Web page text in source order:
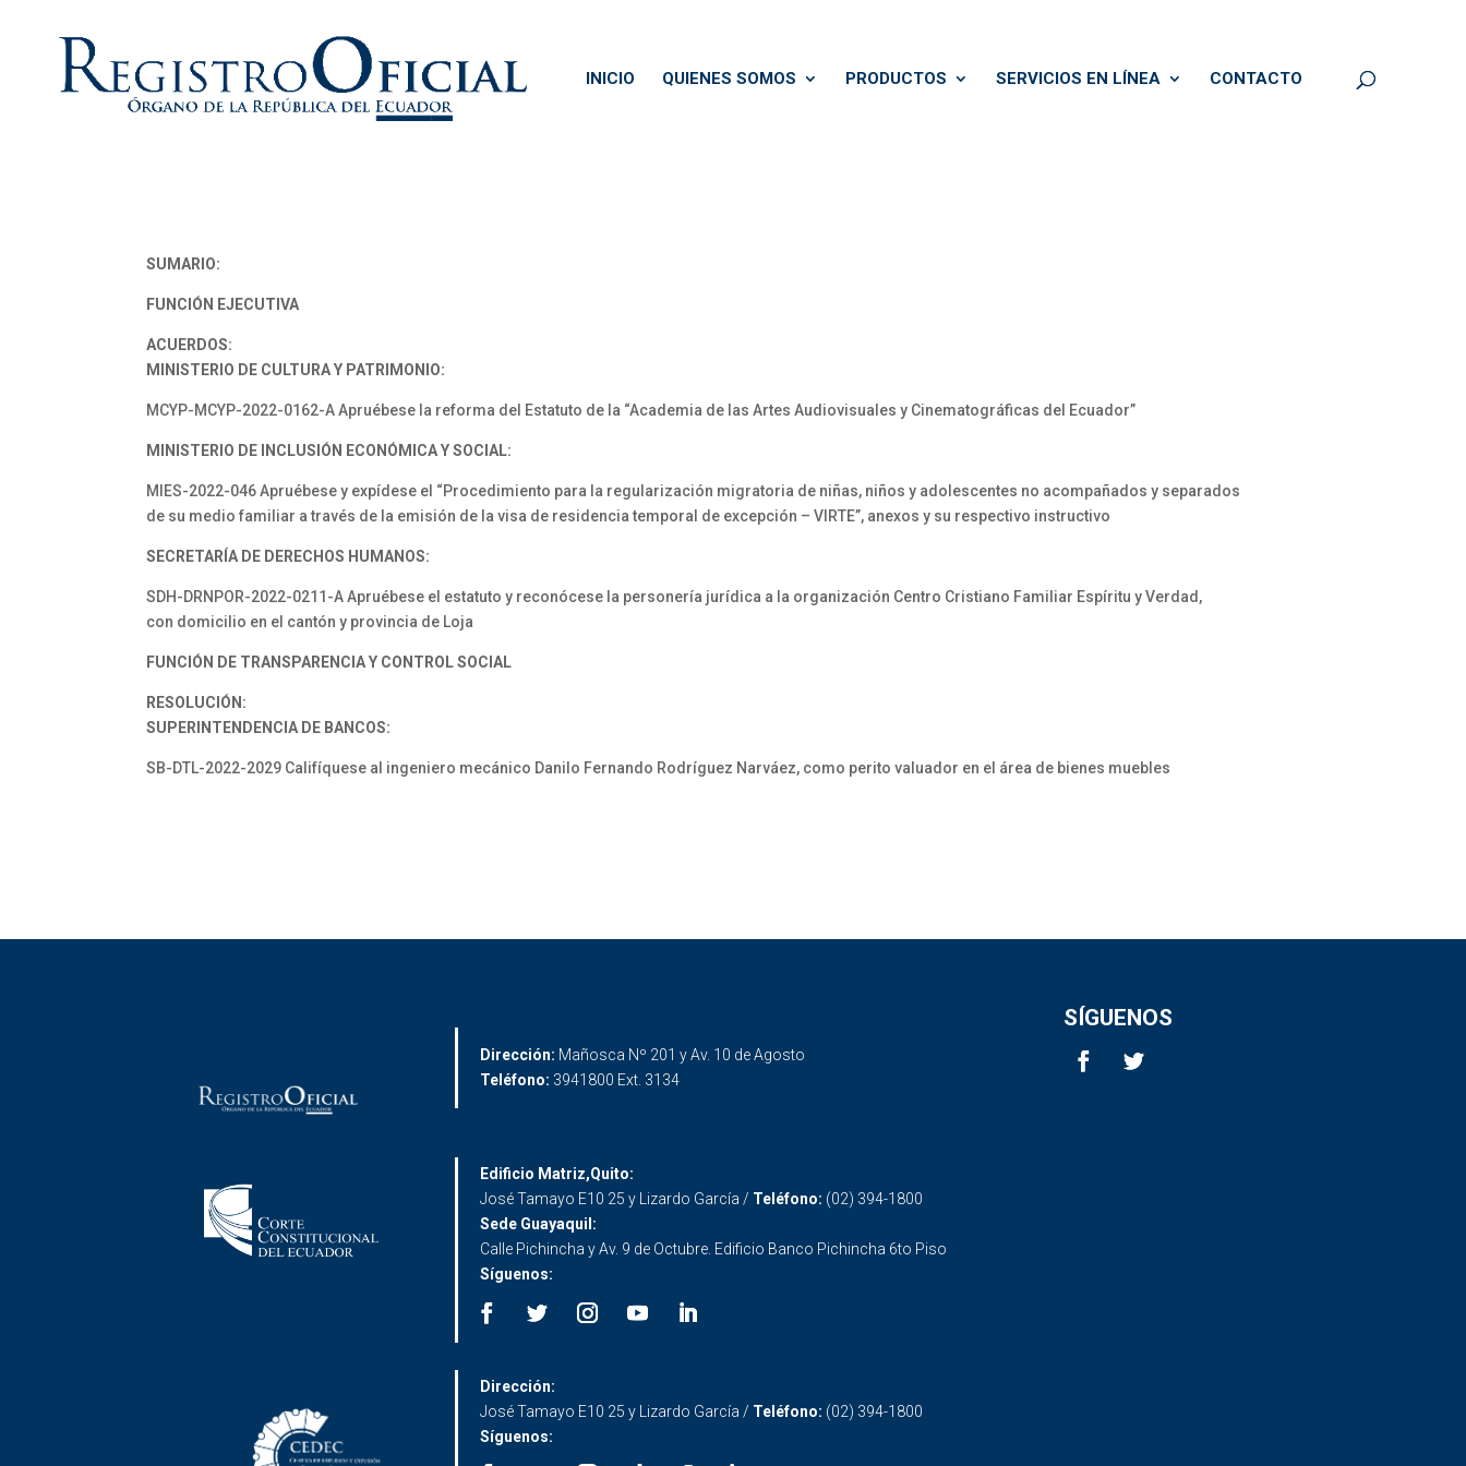
INICIO QUIENES SOMOS PRODUCTOS SERVICIOS EN LÍNEA CONTACTO
SUMARIO:
FUNCIÓN EJECUTIVA
ACUERDOS:
MINISTERIO DE CULTURA Y PATRIMONIO:
MCYP-MCYP-2022-0162-A Apruébese la reforma del Estatuto de la “Academia de las Artes Audiovisuales y Cinematográficas del Ecuador”
MINISTERIO DE INCLUSIÓN ECONÓMICA Y SOCIAL:
MIES-2022-046 Apruébese y expídese el “Procedimiento para la regularización migratoria de niñas, niños y adolescentes no acompañados y separados
de su medio familiar a través de la emisión de la visa de residencia temporal de excepción – VIRTE”, anexos y su respectivo instructivo
SECRETARÍA DE DERECHOS HUMANOS:
SDH-DRNPOR-2022-0211-A Apruébese el estatuto y reconócese la personería jurídica a la organización Centro Cristiano Familiar Espíritu y Verdad,
con domicilio en el cantón y provincia de Loja
FUNCIÓN DE TRANSPARENCIA Y CONTROL SOCIAL
RESOLUCIÓN:
SUPERINTENDENCIA DE BANCOS:
SB-DTL-2022-2029 Califíquese al ingeniero mecánico Danilo Fernando Rodríguez Narváez, como perito valuador en el área de bienes muebles
Dirección: Mañosca Nº 201 y Av. 10 de Agosto
Teléfono: 3941800 Ext. 3134
SÍGUENOS
Edificio Matriz,Quito:
José Tamayo E10 25 y Lizardo García / Teléfono: (02) 394-1800
Sede Guayaquil:
Calle Pichincha y Av. 9 de Octubre. Edificio Banco Pichincha 6to Piso
Síguenos:
Dirección:
José Tamayo E10 25 y Lizardo García / Teléfono: (02) 394-1800
Síguenos: